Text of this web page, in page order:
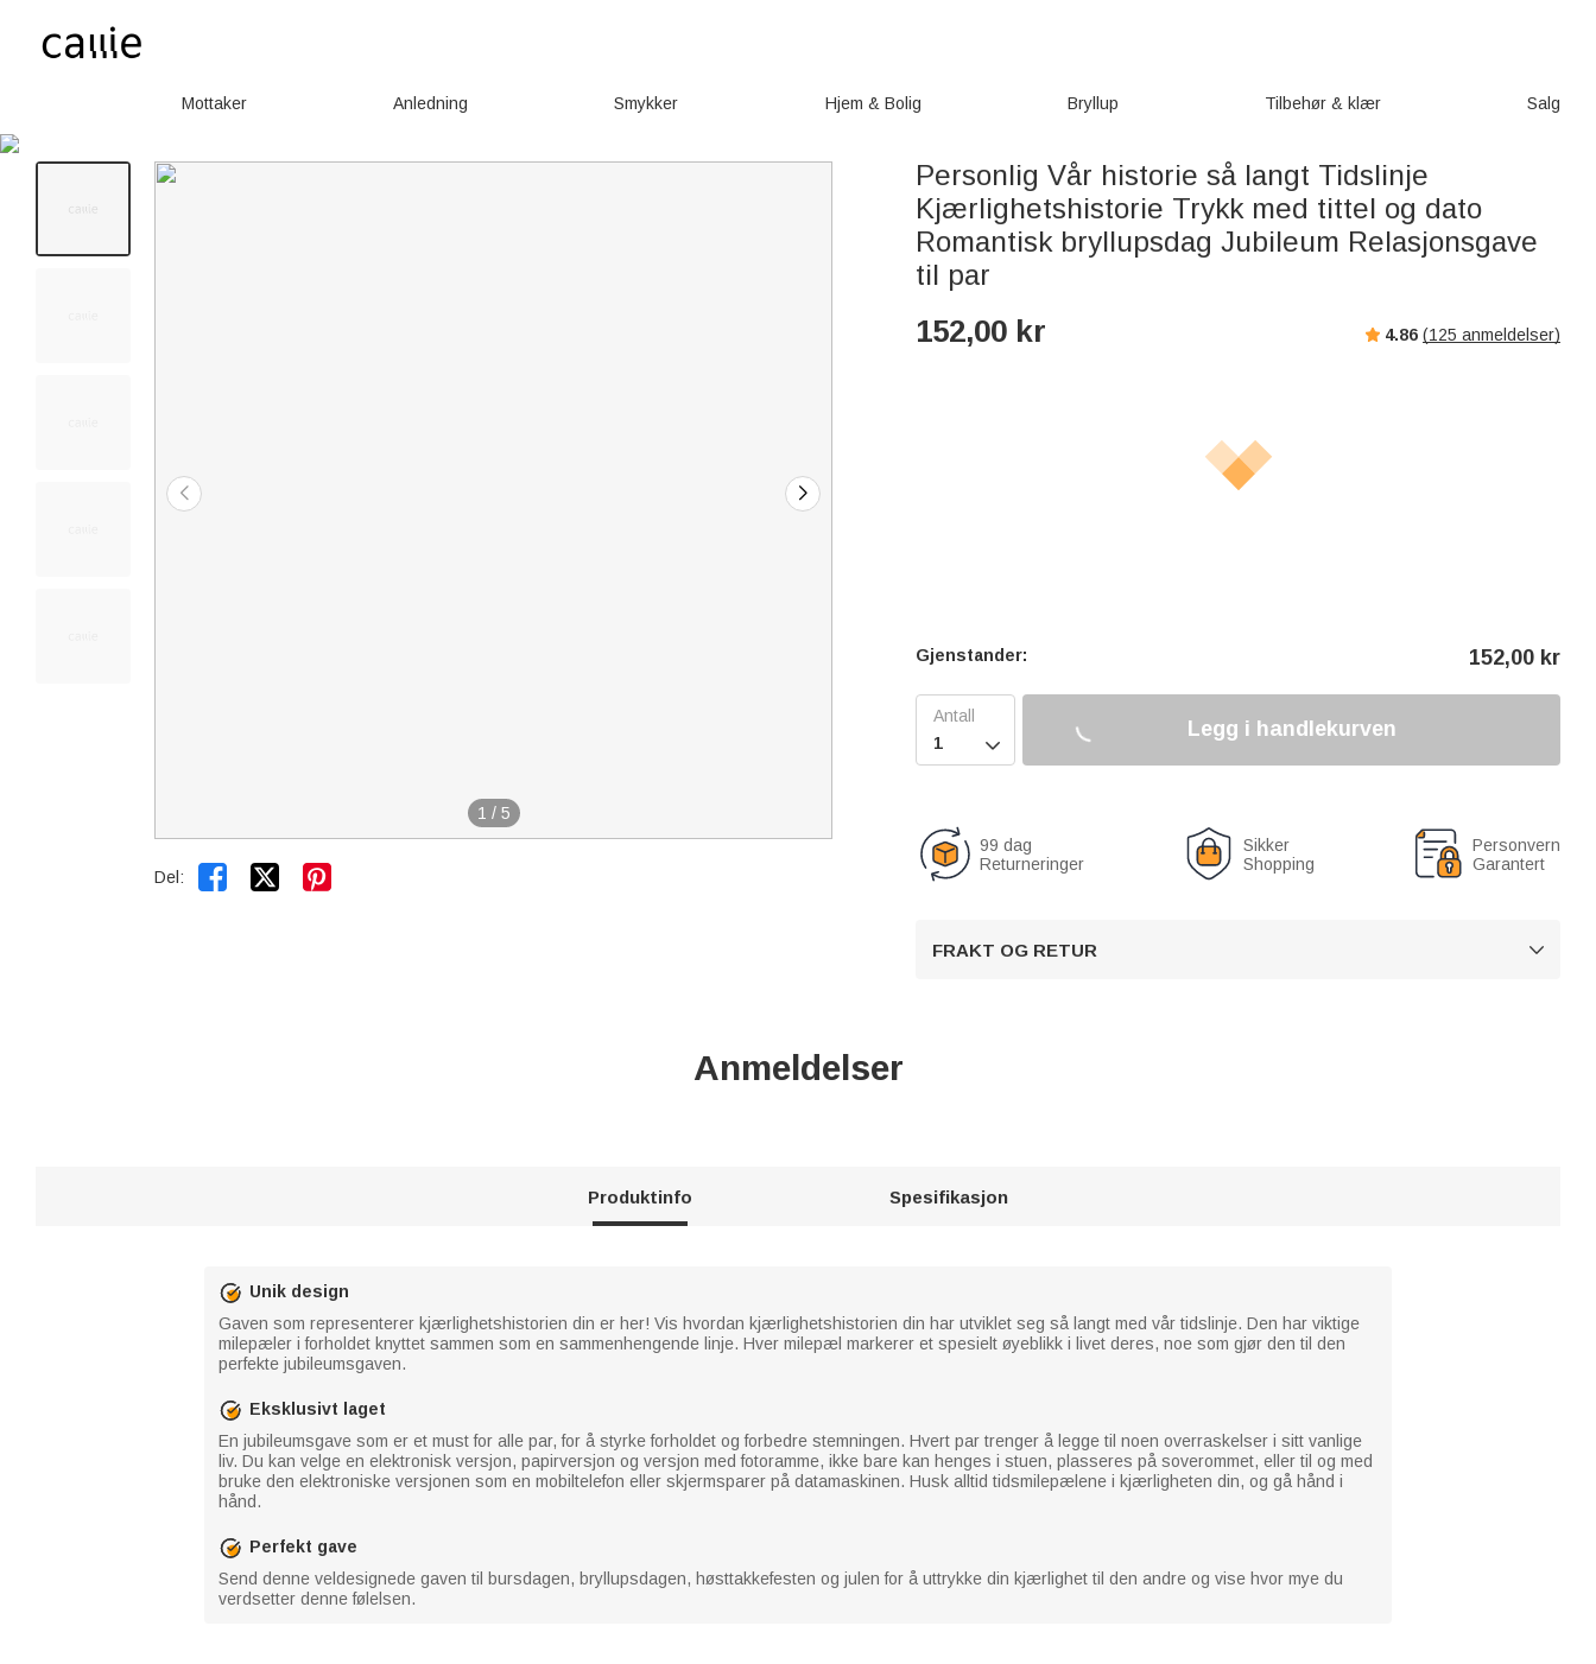
Mottaker Anledning Smykker Hjem & Bolig Bryllup Tilbehør & klær Salg
1 / 5
Del:  
Personlig Vår historie så langt Tidslinje
Kjærlighetshistorie Trykk med tittel og dato
Romantisk bryllupsdag Jubileum Relasjonsgave
til par
152,00 kr 4.86 (125 anmeldelser)
Gjenstander: 152,00 kr

Legg i handlekurven
99 dag
Returneringer
Sikker
Shopping
Personvern
Garantert
FRAKT OG RETUR 
Anmeldelser
Produktinfo Spesifikasjon
Unik design
Gaven som representerer kjærlighetshistorien din er her! Vis hvordan kjærlighetshistorien din har utviklet seg så langt med vår tidslinje. Den har viktige
milepæler i forholdet knyttet sammen som en sammenhengende linje. Hver milepæl markerer et spesielt øyeblikk i livet deres, noe som gjør den til den
perfekte jubileumsgaven.
Eksklusivt laget
En jubileumsgave som er et must for alle par, for å styrke forholdet og forbedre stemningen. Hvert par trenger å legge til noen overraskelser i sitt vanlige
liv. Du kan velge en elektronisk versjon, papirversjon og versjon med fotoramme, ikke bare kan henges i stuen, plasseres på soverommet, eller til og med
bruke den elektroniske versjonen som en mobiltelefon eller skjermsparer på datamaskinen. Husk alltid tidsmilepælene i kjærligheten din, og gå hånd i
hånd.
Perfekt gave
Send denne veldesignede gaven til bursdagen, bryllupsdagen, høsttakkefesten og julen for å uttrykke din kjærlighet til den andre og vise hvor mye du
verdsetter denne følelsen.